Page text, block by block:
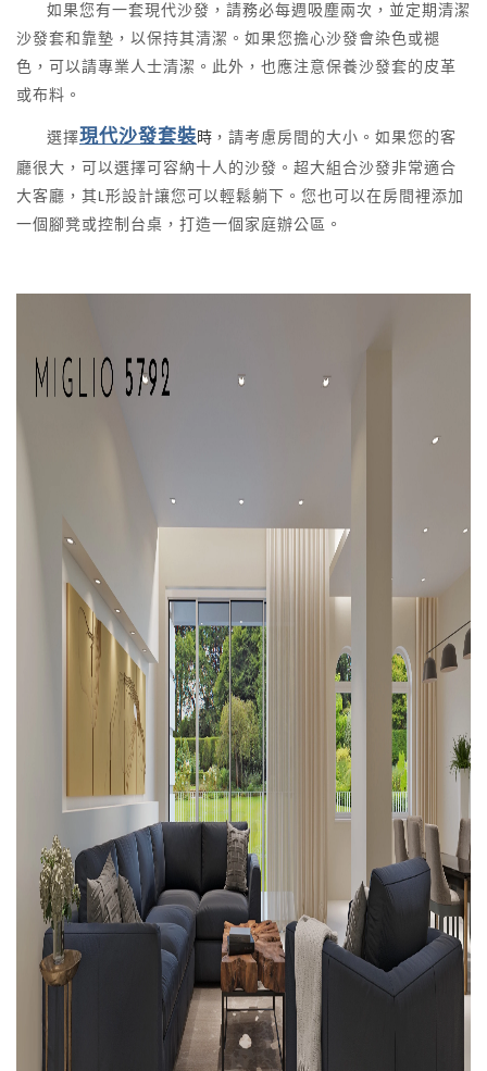
如果您有一套現代沙發，請務必每週吸塵兩次，並定期清潔
沙發套和靠墊，以保持其清潔。如果您擔心沙發會染色或褪
色，可以請專業人士清潔。此外，也應注意保養沙發套的皮革
或布料。
選擇現代沙發套裝時 ，請考慮房間的大小。如果您的客
廳很大，可以選擇可容納十人的沙發。超大組合沙發非常適合
大客廳，其L形設計讓您可以輕鬆躺下。您也可以在房間裡添加
一個腳凳或控制台桌，打造一個家庭辦公區。